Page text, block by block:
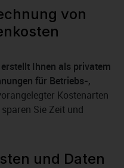
von
erstellt Ihnen als privatem
für Betriebs-,
Kostenarten
Sie Zeit und
und Daten